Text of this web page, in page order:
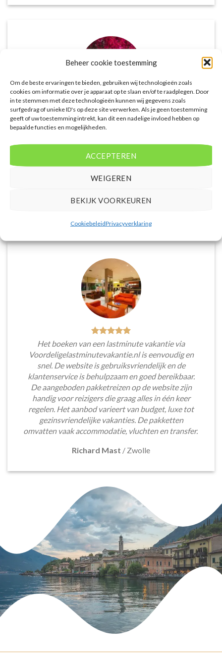
Beheer cookie toestemming
Om de beste ervaringen te bieden, gebruiken wij technologieën zoals
cookies om informatie over je apparaat op te slaan en/of te raadplegen. Door
in te stemmen met deze technologieën kunnen wij gegevens zoals
surfgedrag of unieke ID's op deze site verwerken. Als je geen toestemming
geeft of uw toestemming intrekt, kan dit een nadelige invloed hebben op
bepaalde functies en mogelijkheden.
ACCEPTEREN
WEIGEREN
BEKIJK VOORKEUREN
CookiebeleidPrivacyverklaring
Het aanbod van accommodaties op
voordeligelastminutevakantie.nl is erg goed. Van
luxe resorts tot budgetvriendelijke hotels, de site
biedt een breed scala aan opties. De handige
zoekfilters maakten het eenvoudig om
accommodaties te vinden die aansluiten bij mijn
Tim Beukers / Tilburg
Het boeken van een lastminute vakantie via
Voordeligelastminutevakantie.nl is eenvoudig en
snel. De website is gebruiksvriendelijk en de
klantenservice is behulpzaam en goed bereikbaar.
De aangeboden pakketreizen op de website zijn
handig voor reizigers die graag alles in één keer
regelen. Het aanbod varieert van budget, luxe tot
gezinsvriendelijke vakanties. De pakketten
omvatten vaak accommodatie, vluchten en transfer.
Richard Mast / Zwolle